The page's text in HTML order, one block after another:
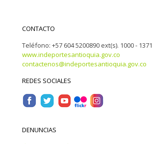
CONTACTO
Teléfono: +57 604 5200890 ext(s). 1000 - 1371
www.indeportesantioquia.gov.co
contactenos@indeportesantioquia.gov.co
REDES SOCIALES
DENUNCIAS